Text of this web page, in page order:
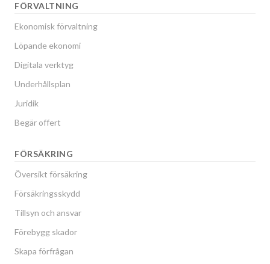
FÖRVALTNING
Ekonomisk förvaltning
Löpande ekonomi
Digitala verktyg
Underhållsplan
Juridik
Begär offert
FÖRSÄKRING
Översikt försäkring
Försäkringsskydd
Tillsyn och ansvar
Förebygg skador
Skapa förfrågan